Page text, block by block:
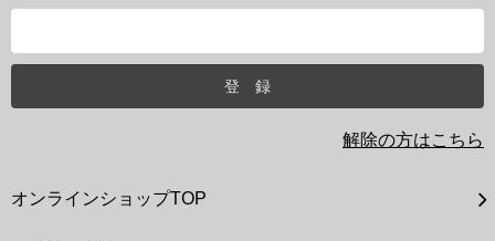
解除の方はこちら
オンラインショップTOP